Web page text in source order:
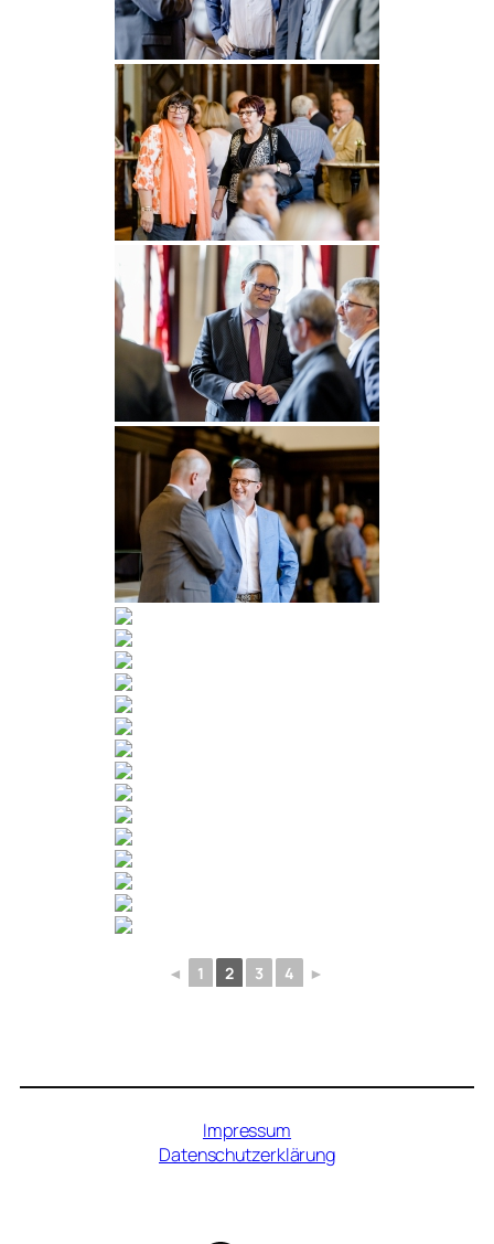
◄ 1 2 3 4 ►
Impressum
Datenschutzerklärung